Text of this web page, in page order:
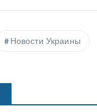
Новости Украины